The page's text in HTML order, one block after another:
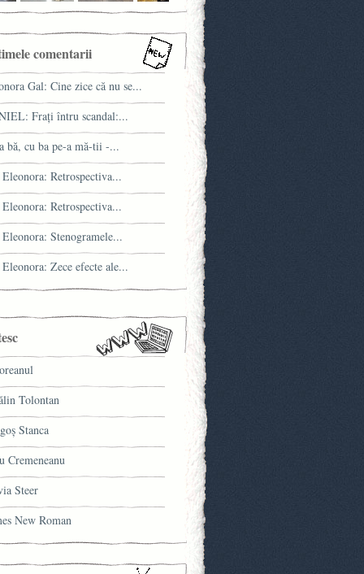
comentarii
Gal: Cine zice că nu se...
Fraţi întru scandal:...
bă, cu ba pe-a mă-tii -...
Retrospectiva...
Retrospectiva...
Stenogramele...
Zece efecte ale...
Tolontan
Stanca
Cremeneanu
Steer
New Roman